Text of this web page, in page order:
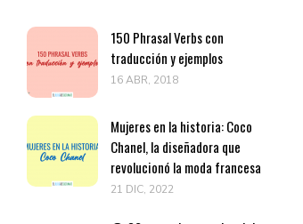
150 Phrasal Verbs con
traducción y ejemplos
16 ABR, 2018
Mujeres en la historia: Coco
Chanel, la diseñadora que
revolucionó la moda francesa
21 DIC, 2022